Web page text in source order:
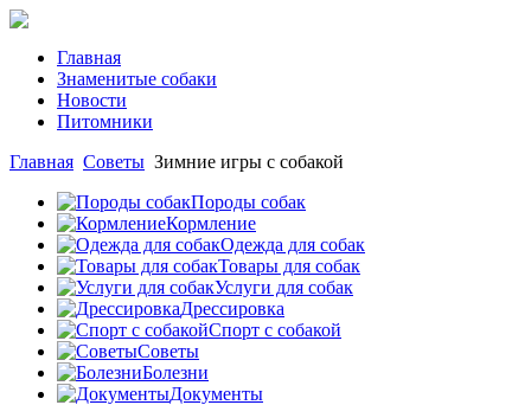
Главная
Знаменитые собаки
Новости
Питомники
Главная Советы Зимние игры с собакой
Породы собак
Кормление
Одежда для собак
Товары для собак
Услуги для собак
Дрессировка
Спорт с собакой
Советы
Болезни
Документы